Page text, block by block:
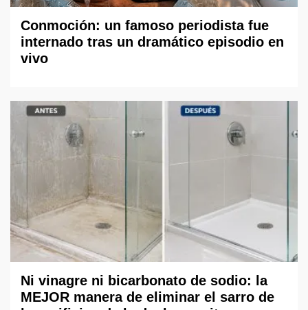
Conmoción: un famoso periodista fue
internado tras un dramático episodio en
vivo
Ni vinagre ni bicarbonato de sodio: la
MEJOR manera de eliminar el sarro de